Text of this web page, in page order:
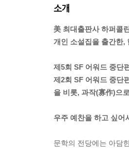
소개
美 최대출판사 하퍼콜
개인 소설집을 출간한,
제5회 SF 어워드 중단
제2회 SF 어워드 중단
을 비롯, 과작(寡作)으
우주 예찬을 하고 싶어
문학의 전당에는 아담